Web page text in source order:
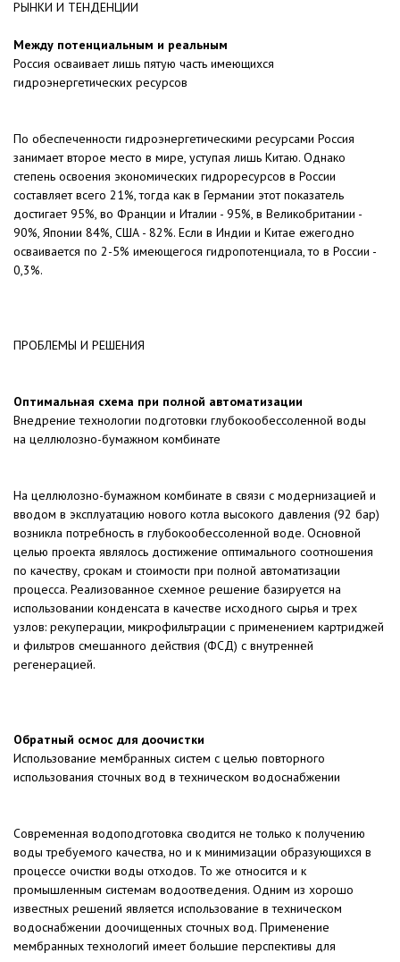
РЫНКИ И ТЕНДЕНЦИИ
Между потенциальным и реальным
Россия осваивает лишь пятую часть имеющихся
гидроэнергетических ресурсов
По обеспеченности гидроэнергетическими ресурсами Россия
занимает второе место в мире, уступая лишь Китаю. Однако
степень освоения экономических гидроресурсов в России
составляет всего 21%, тогда как в Германии этот показатель
достигает 95%, во Франции и Италии - 95%, в Великобритании -
90%, Японии 84%, США - 82%. Если в Индии и Китае ежегодно
осваивается по 2-5% имеющегося гидропотенциала, то в России -
0,3%.
ПРОБЛЕМЫ И РЕШЕНИЯ
Оптимальная схема при полной автоматизации
Внедрение технологии подготовки глубокообессоленной воды
на целлюлозно-бумажном комбинате
На целлюлозно-бумажном комбинате в связи с модернизацией и
вводом в эксплуатацию нового котла высокого давления (92 бар)
возникла потребность в глубокообессоленной воде. Основной
целью проекта являлось достижение оптимального соотношения
по качеству, срокам и стоимости при полной автоматизации
процесса. Реализованное схемное решение базируется на
использовании конденсата в качестве исходного сырья и трех
узлов: рекуперации, микрофильтрации с применением картриджей
и фильтров смешанного действия (ФСД) с внутренней
регенерацией.
Обратный осмос для доочистки
Использование мембранных систем с целью повторного
использования сточных вод в техническом водоснабжении
Современная водоподготовка сводится не только к получению
воды требуемого качества, но и к минимизации образующихся в
процессе очистки воды отходов. То же относится и к
промышленным системам водоотведения. Одним из хорошо
известных решений является использование в техническом
водоснабжении доочищенных сточных вод. Применение
мембранных технологий имеет большие перспективы для